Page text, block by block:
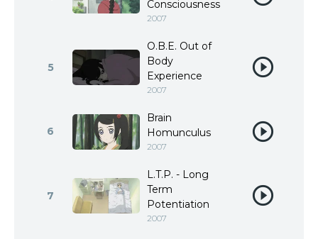
Consciousness
2007
5
O.B.E. Out of
Body
Experience
2007
6
Brain
Homunculus
2007
7
L.T.P. - Long
Term
Potentiation
2007